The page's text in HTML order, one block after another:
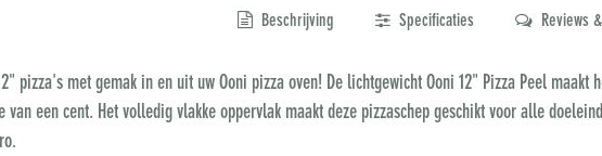
Beschrijving Specificaties Reviews
pizza's met gemak in en uit uw Ooni pizza oven! De lichtgewicht Ooni 12" Pizza Peel maakt
van een cent. Het volledig vlakke oppervlak maakt deze pizzaschep geschikt voor alle